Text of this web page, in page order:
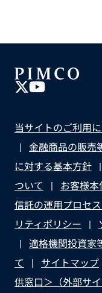
当サイトのご利用
金融商品の販売
に対する基本方針
ついて
お客様
信託の運用プロセ
リティポリシー
適格機関投資家
て
サイトマップ
供窓口＞（外部サイ